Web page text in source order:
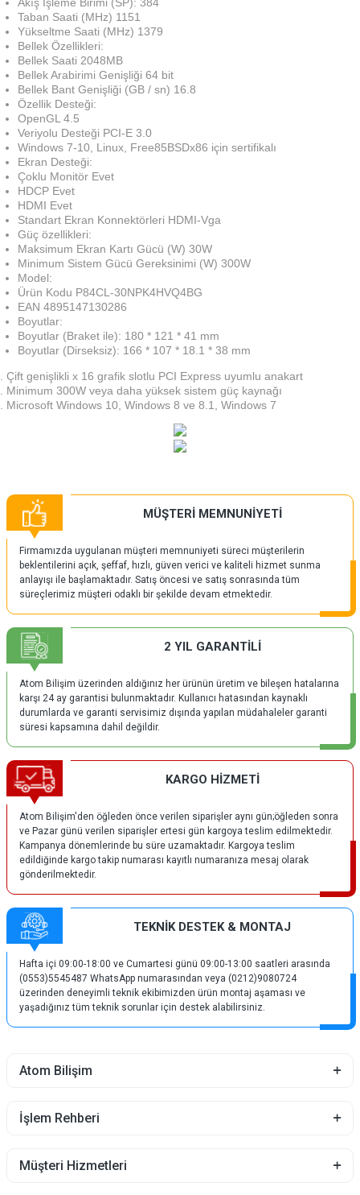
Akış İşleme Birimi (SP): 384
Taban Saati (MHz) 1151
Yükseltme Saati (MHz) 1379
Bellek Özellikleri:
Bellek Saati 2048MB
Bellek Arabirimi Genişliği 64 bit
Bellek Bant Genişliği (GB / sn) 16.8
Özellik Desteği:
OpenGL 4.5
Veriyolu Desteği PCI-E 3.0
Windows 7-10, Linux, Free85BSDx86 için sertifikalı
Ekran Desteği:
Çoklu Monitör Evet
HDCP Evet
HDMI Evet
Standart Ekran Konnektörleri HDMI-Vga
Güç özellikleri:
Maksimum Ekran Kartı Gücü (W) 30W
Minimum Sistem Gücü Gereksinimi (W) 300W
Model:
Ürün Kodu P84CL-30NPK4HVQ4BG
EAN 4895147130286
Boyutlar:
Boyutlar (Braket ile): 180 * 121 * 41 mm
Boyutlar (Dirseksiz): 166 * 107 * 18.1 * 38 mm
Çift genişlikli x 16 grafik slotlu PCI Express uyumlu anakart
Minimum 300W veya daha yüksek sistem güç kaynağı
Microsoft Windows 10, Windows 8 ve 8.1, Windows 7
MÜŞTERİ MEMNUNİYETİ
Firmamızda uygulanan müşteri memnuniyeti süreci müşterilerin
beklentilerini açık, şeffaf, hızlı, güven verici ve kaliteli hizmet sunma
anlayışı ile başlamaktadır. Satış öncesi ve satış sonrasında tüm
süreçlerimiz müşteri odaklı bir şekilde devam etmektedir.
2 YIL GARANTİLİ
Atom Bilişim üzerinden aldığınız her ürünün üretim ve bileşen hatalarına
karşı 24 ay garantisi bulunmaktadır. Kullanıcı hatasından kaynaklı
durumlarda ve garanti servisimiz dışında yapılan müdahaleler garanti
süresi kapsamına dahil değildir.
KARGO HİZMETİ
Atom Bilişim'den öğleden önce verilen siparişler aynı gün;öğleden sonra
ve Pazar günü verilen siparişler ertesi gün kargoya teslim edilmektedir.
Kampanya dönemlerinde bu süre uzamaktadır. Kargoya teslim
edildiğinde kargo takip numarası kayıtlı numaranıza mesaj olarak
gönderilmektedir.
TEKNİK DESTEK & MONTAJ
Hafta içi 09:00-18:00 ve Cumartesi günü 09:00-13:00 saatleri arasında
(0553)5545487 WhatsApp numarasından veya (0212)9080724
üzerinden deneyimli teknik ekibimizden ürün montaj aşaması ve
yaşadığınız tüm teknik sorunlar için destek alabilirsiniz.
Atom Bilişim
İşlem Rehberi
Müşteri Hizmetleri